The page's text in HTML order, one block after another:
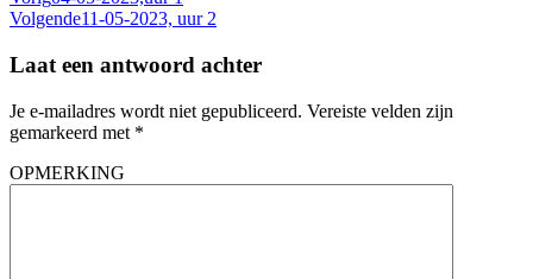
Volgende11-05-2023, uur 2
Laat een antwoord achter
Je e-mailadres wordt niet gepubliceerd. Vereiste velden zijn
gemarkeerd met *
OPMERKING